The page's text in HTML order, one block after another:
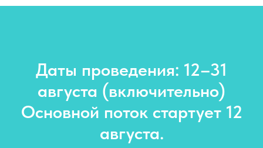
Даты проведения: 12–31
августа (включительно)
Основной поток стартует 12
августа.